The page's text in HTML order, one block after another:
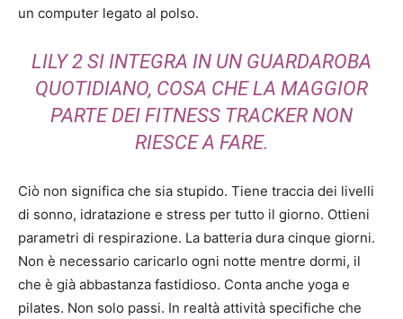
un computer legato al polso.
LILY 2 SI INTEGRA IN UN GUARDAROBA
QUOTIDIANO, COSA CHE LA MAGGIOR
PARTE DEI FITNESS TRACKER NON
RIESCE A FARE.
Ciò non significa che sia stupido. Tiene traccia dei livelli
di sonno, idratazione e stress per tutto il giorno. Ottieni
parametri di respirazione. La batteria dura cinque giorni.
Non è necessario caricarlo ogni notte mentre dormi, il
che è già abbastanza fastidioso. Conta anche yoga e
pilates. Non solo passi. In realtà attività specifiche che